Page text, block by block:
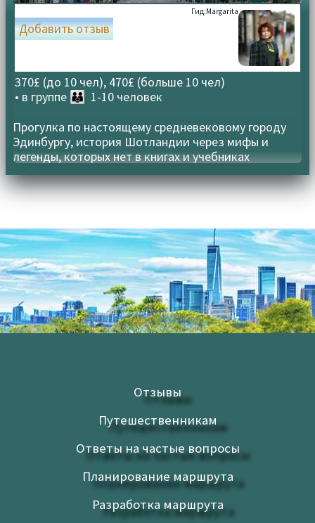
Гид:Margarita
370£ (до 10 чел), 470£ (больше 10 чел)
• в группе 👪 1-10 человек
Добавить отзыв
Прогулка по настоящему средневековому городу
Эдинбургу, история Шотландии через мифы и
легенды, которых нет в книгах и учебниках
Отзывы
Путешественникам
Ответы на частые вопросы
Планирование маршрута
Разработка маршрута